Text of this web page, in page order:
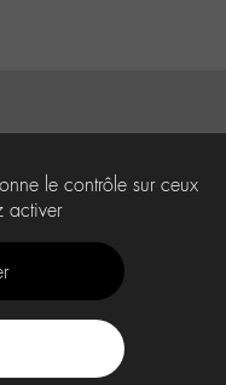
le contrôle sur ceux
activer